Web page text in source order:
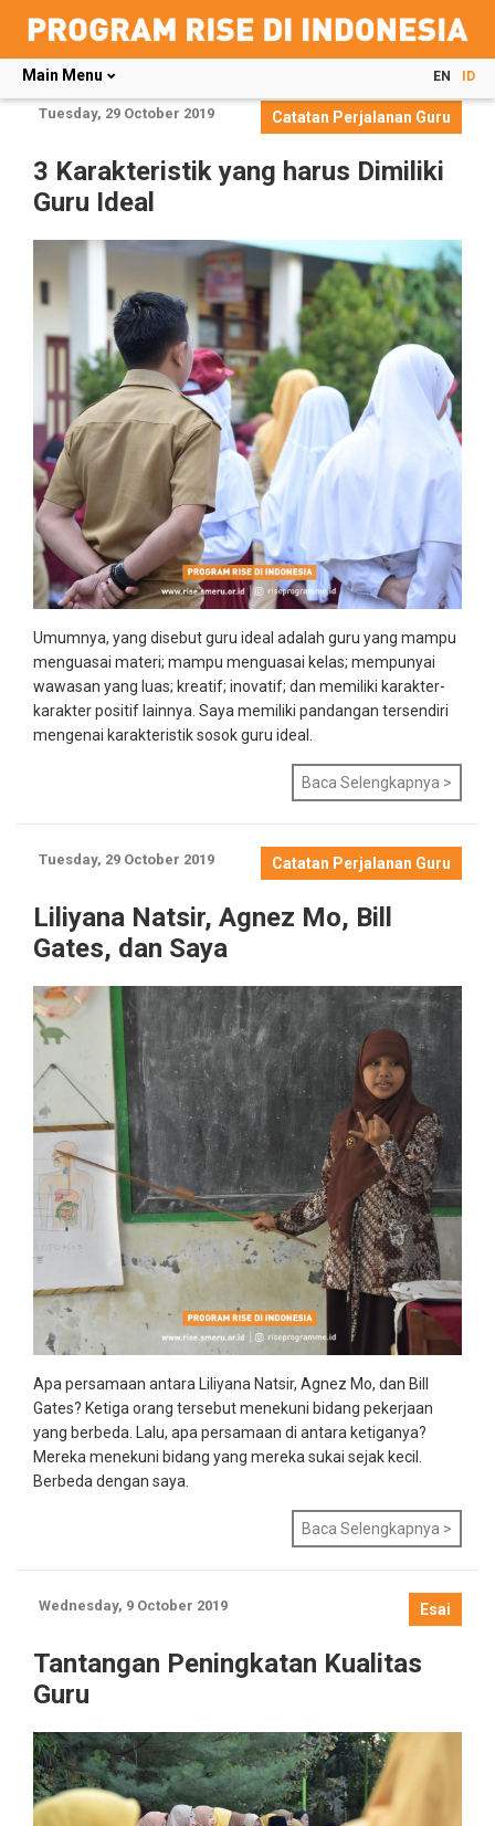
Skip
content
Main Menu EN ID
Catatan Perjalanan Guru
Tuesday, 29 October 2019
3 Karakteristik yang harus Dimiliki
Guru Ideal
Umumnya, yang disebut guru ideal adalah guru yang mampu
menguasai materi; mampu menguasai kelas; mempunyai
wawasan yang luas; kreatif; inovatif; dan memiliki karakter-
karakter positif lainnya. Saya memiliki pandangan tersendiri
mengenai karakteristik sosok guru ideal.
Baca Selengkapnya >
Catatan Perjalanan Guru
Tuesday, 29 October 2019
Liliyana Natsir, Agnez Mo, Bill
Gates, dan Saya
Apa persamaan antara Liliyana Natsir, Agnez Mo, dan Bill
Gates? Ketiga orang tersebut menekuni bidang pekerjaan
yang berbeda. Lalu, apa persamaan di antara ketiganya?
Mereka menekuni bidang yang mereka sukai sejak kecil.
Berbeda dengan saya.
Baca Selengkapnya >
Esai
Wednesday, 9 October 2019
Tantangan Peningkatan Kualitas
Guru